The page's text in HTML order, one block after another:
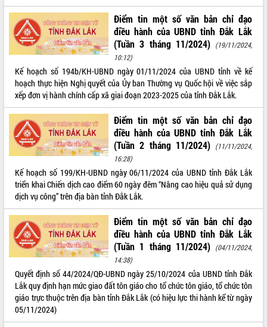
VIDEO
Không có file video nào để phát.
ALBUM ẢNH
Điểm tin một số văn bản chỉ đạo
điều hành của UBND tỉnh Đắk Lắk
(Tuần 3 tháng 11/2024) (19/11/2024,
10:12)
Kế hoạch số 194b/KH-UBND ngày 01/11/2024 của UBND tỉnh về kế
hoạch thực hiện Nghị quyết của Ủy ban Thường vụ Quốc hội về việc sắp
xếp đơn vị hành chính cấp xã giai đoạn 2023-2025 của tỉnh Đắk Lắk.
Điểm tin một số văn bản chỉ đạo
điều hành của UBND tỉnh Đắk Lắk
(Tuần 2 tháng 11/2024) (11/11/2024,
16:28)
Kế hoạch số 199/KH-UBND ngày 06/11/2024 của UBND tỉnh Đắk Lắk
triển khai Chiến dịch cao điểm 60 ngày đêm “Nâng cao hiệu quả sử dụng
dịch vụ công” trên địa bàn tỉnh Đắk Lắk.
Điểm tin một số văn bản chỉ đạo
điều hành của UBND tỉnh Đắk Lắk
(Tuần 1 tháng 11/2024) (04/11/2024,
14:38)
Quyết định số 44/2024/QĐ-UBND ngày 25/10/2024 của UBND tỉnh Đắk
Lắk quy định hạn mức giao đất tôn giáo cho tổ chức tôn giáo, tổ chức tôn
giáo trực thuộc trên địa bàn tỉnh Đắk Lắk (có hiệu lực thi hành kể từ ngày
05/11/2024)